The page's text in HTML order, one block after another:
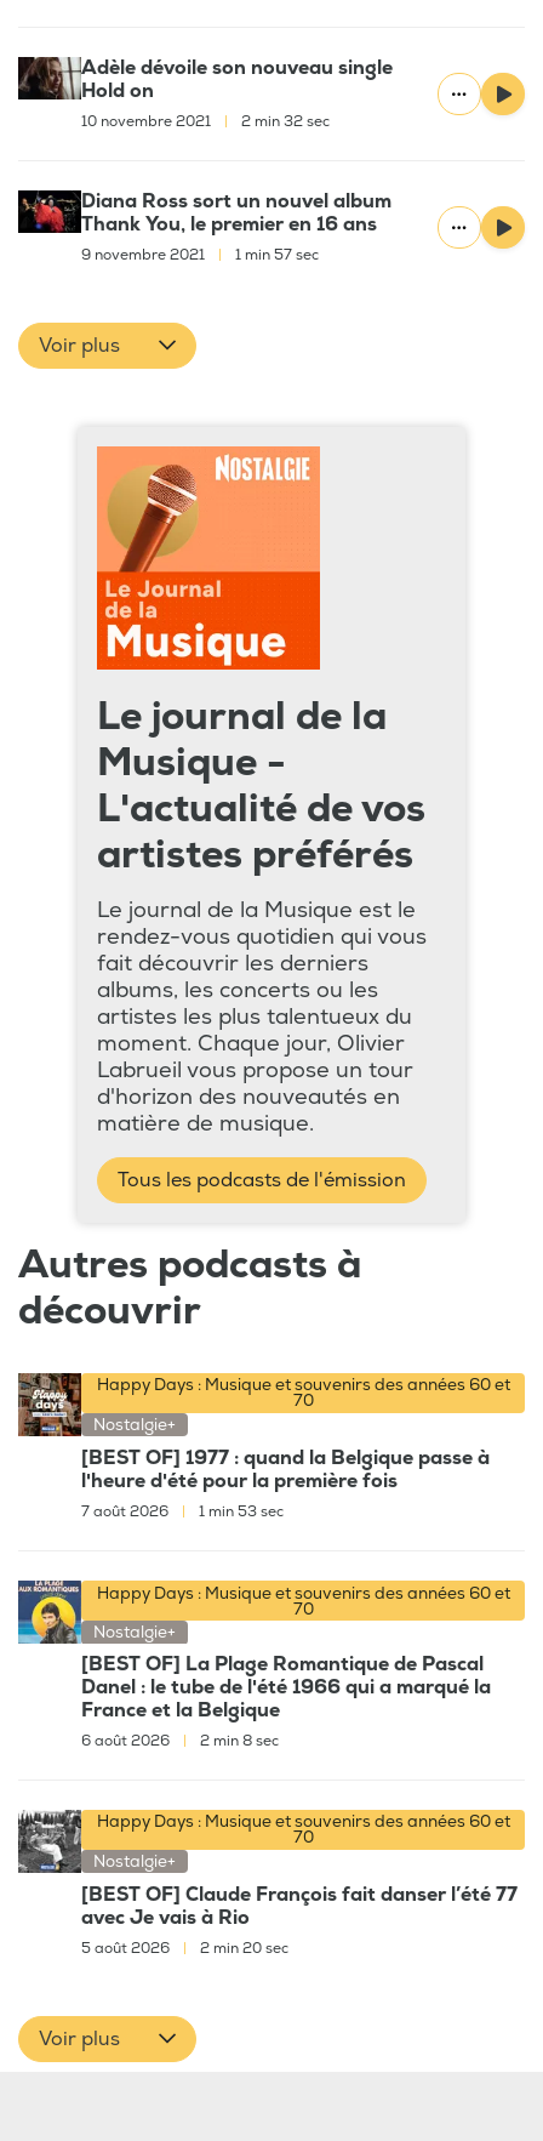
Adèle dévoile son nouveau single
Hold on
10 novembre 2021 2 min 32 sec
Diana Ross sort un nouvel album
Thank You, le premier en 16 ans
9 novembre 2021 1 min 57 sec
Voir plus
Le journal de la
Musique -
L'actualité de vos
artistes préférés
Le journal de la Musique est le
rendez-vous quotidien qui vous
fait découvrir les derniers
albums, les concerts ou les
artistes les plus talentueux du
moment. Chaque jour, Olivier
Labrueil vous propose un tour
d'horizon des nouveautés en
matière de musique.
Tous les podcasts de l'émission
Autres podcasts à
découvrir
Happy Days : Musique et souvenirs des années 60 et
70
Nostalgie+
[BEST OF] 1977 : quand la Belgique passe à
l'heure d'été pour la première fois
7 août 2026 1 min 53 sec
Happy Days : Musique et souvenirs des années 60 et
70
Nostalgie+
[BEST OF] La Plage Romantique de Pascal
Danel : le tube de l'été 1966 qui a marqué la
France et la Belgique
6 août 2026 2 min 8 sec
Happy Days : Musique et souvenirs des années 60 et
70
Nostalgie+
[BEST OF] Claude François fait danser l’été 77
avec Je vais à Rio
5 août 2026 2 min 20 sec
Voir plus